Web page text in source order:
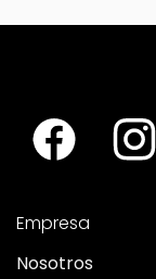
Empresa
Nosotros